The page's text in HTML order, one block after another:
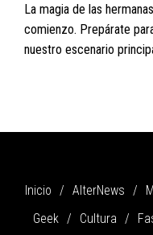
La magia de las
comienzo. Prepárate
nuestro escenario
Inicio AlterNews
Geek
Cultura